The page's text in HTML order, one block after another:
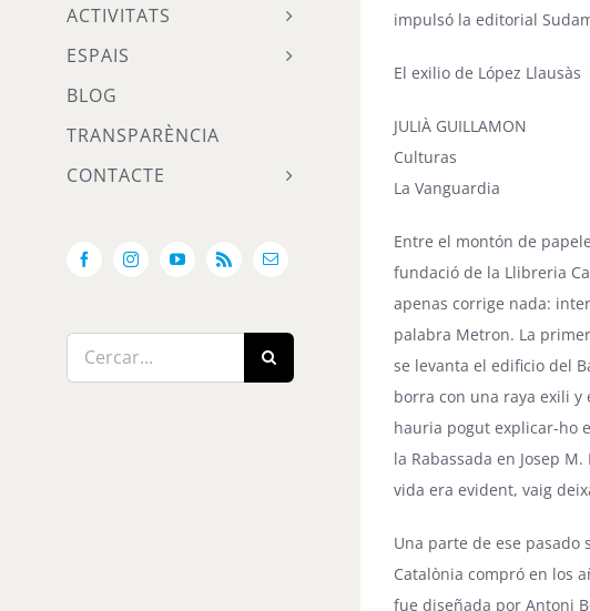
ACTIVITATS
ESPAIS
BLOG
TRANSPARÈNCIA
CONTACTE
FacebookInstagramYouTube
Rss Email:
Cerca
…
impulsó la editorial
El exilio de López Llausàs
JULIÀ GUILLAMON
Culturas
La Vanguardia
Entre el montón de
fundació de la Llibreria
apenas corrige nada:
palabra Metron. La
se levanta el edificio del
borra con una raya exili
hauria pogut explicar-ho
la Rabassada en Josep
vida era evident, vaig
Una parte de ese pasado
Catalònia compró en los
fue diseñada por Antoni